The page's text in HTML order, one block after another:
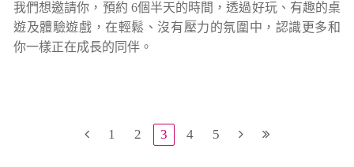
我們想邀請你，預約 6個半天的時間，透過好玩、有趣的桌
遊及體驗遊戲，在輕鬆、沒有壓力的氛圍中，認識更多和
你一樣正在成長的同伴。
1 2 3 4 5